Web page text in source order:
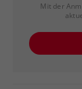
Mit der